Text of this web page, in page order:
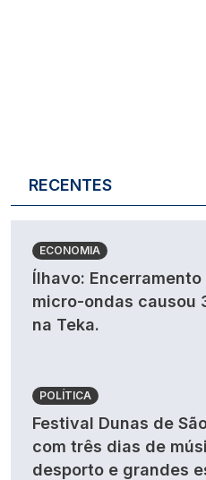
RECENTES
ECONOMIA
Ílhavo:
micro-ondas causou
na Teka.
POLÍTICA
Festival Dunas de
com três dias de
desporto e grandes